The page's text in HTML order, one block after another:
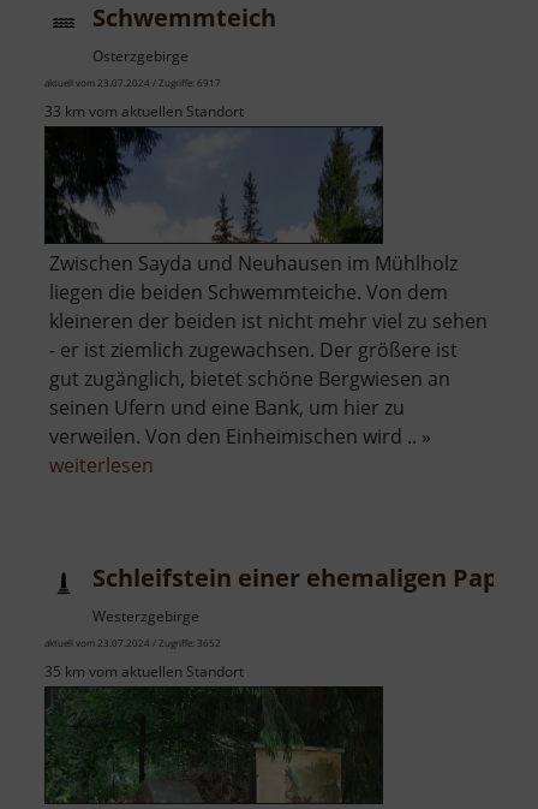
Schwemmteich
Osterzgebirge
aktuell vom 23.07.2024 / Zugriffe: 6917
33 km vom aktuellen Standort
Zwischen Sayda und Neuhausen im Mühlholz
liegen die beiden Schwemmteiche. Von dem
kleineren der beiden ist nicht mehr viel zu sehen
- er ist ziemlich zugewachsen. Der größere ist
gut zugänglich, bietet schöne Bergwiesen an
seinen Ufern und eine Bank, um hier zu
verweilen. Von den Einheimischen wird .. »
weiterlesen
Schleifstein einer ehemaligen
Westerzgebirge
aktuell vom 23.07.2024 / Zugriffe: 3652
35 km vom aktuellen Standort